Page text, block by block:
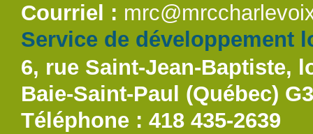
Courriel :
Service de développement
6, rue Saint-Jean-Baptiste,
Baie-Saint-Paul (Québec)
Téléphone : 418 435-2639